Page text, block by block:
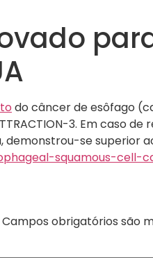
do câncer de esôfago
3. Em caso
demonstrou-se superior
squamous-cell-
Campos obrigatórios são